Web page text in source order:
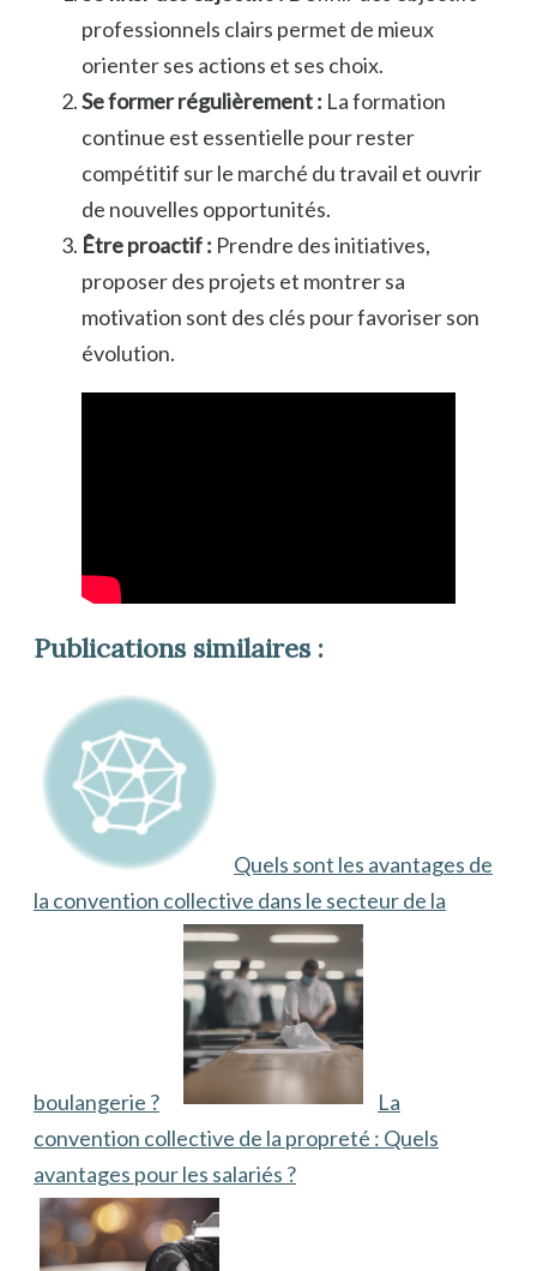
professionnels clairs permet de mieux
orienter ses actions et ses choix.
Se former régulièrement : La formation
continue est essentielle pour rester
compétitif sur le marché du travail et ouvrir
de nouvelles opportunités.
Être proactif : Prendre des initiatives,
proposer des projets et montrer sa
motivation sont des clés pour favoriser son
évolution.
Publications similaires :
Quels sont les avantages de
la convention collective dans le secteur de la
boulangerie ?
La
convention collective de la propreté : Quels
avantages pour les salariés ?